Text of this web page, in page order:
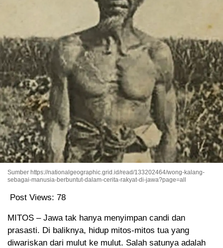
Sumber https://nationalgeographic.grid.id/read/133202464/wong-kalang-
sebagai-manusia-berbuntut-dalam-cerita-rakyat-di-jawa?page=all
Post Views: 78
MITOS – Jawa tak hanya menyimpan candi dan
prasasti. Di baliknya, hidup mitos-mitos tua yang
diwariskan dari mulut ke mulut. Salah satunya adalah